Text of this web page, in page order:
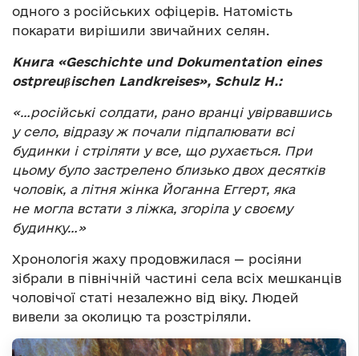
одного з російських офіцерів. Натомість
покарати вирішили звичайних селян.
Книга «Geschichte und Dokumentation eines
ostpreuβischen Landkreises», Schulz H.:
«…російські солдати, рано вранці увірвавшись
у село, відразу ж почали підпалювати всі
будинки і стріляти у все, що рухається. При
цьому було застрелено близько двох десятків
чоловік, а літня жінка Йоганна Еггерт, яка
не могла встати з ліжка, згоріла у своєму
будинку…»
Хронологія жаху продовжилася — росіяни
зібрали в північній частині села всіх мешканців
чоловічої статі незалежно від віку. Людей
вивели за околицю та розстріляли.